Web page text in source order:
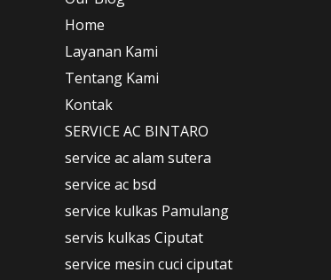
Home
Layanan Kami
Tentang Kami
Kontak
SERVICE AC BINTARO
service ac alam sutera
service ac bsd
service kulkas Pamulang
servis kulkas Ciputat
service mesin cuci ciputat